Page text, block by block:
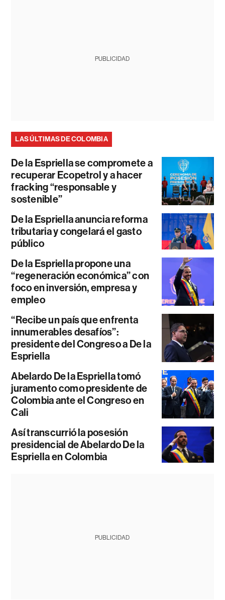
PUBLICIDAD
LAS ÚLTIMAS DE COLOMBIA
De la Espriella se compromete a
recuperar Ecopetrol y a hacer
fracking “responsable y
sostenible”
De la Espriella anuncia reforma
tributaria y congelará el gasto
público
De la Espriella propone una
“regeneración económica” con
foco en inversión, empresa y
empleo
“Recibe un país que enfrenta
innumerables desafíos”:
presidente del Congreso a De la
Espriella
Abelardo De la Espriella tomó
juramento como presidente de
Colombia ante el Congreso en
Cali
Así transcurrió la posesión
presidencial de Abelardo De la
Espriella en Colombia
PUBLICIDAD